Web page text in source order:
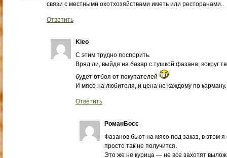
связи с местными охотхозяйствами иметь или ресторанами..
Ответить
Kleo
С этим трудно поспорить.
Вряд ли, выйдя на базар с тушкой фазана, вокруг
будет отбоя от покупателей
И мясо на любителя, и цена не каждому по карману.
Ответить
РоманБосс
Фазанов бьют на мясо под заказ, в этом я
просто так не получится.
Это же не курица — не все захотят